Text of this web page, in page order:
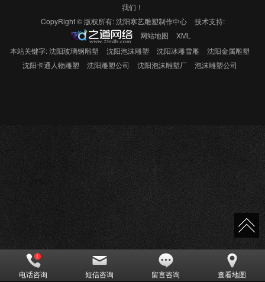
我们！
CopyRight © 版权所有:沈阳寒艺雕塑制作中心
技术支持:
网站地图
XML
本站关键字:沈阳玻璃钢雕塑 沈阳泡沫雕塑 沈阳冰雕雪雕
沈阳金属雕塑
沈阳卡通人物雕塑
沈阳雕塑公司 沈阳泡沫雕塑厂 泡沫雕塑公司
电话咨询 短信咨询 留言咨询 查看地图